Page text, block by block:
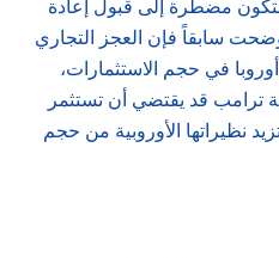
مضطرة إلى قبول إعادة
سابقاً فإن العجز التجاري
في حجم الاستثمارات،
ترامب قد يقتضي أن تستثمر
نظيراتها الأوروبية من حجم